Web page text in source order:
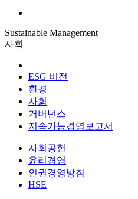
Sustainable Management
사회
ESG 비전
환경
사회
거버넌스
지속가능경영보고서
사회공헌
윤리경영
인권경영방침
HSE